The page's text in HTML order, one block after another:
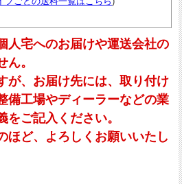
人宅へのお届けや運送会社の
。
が、お届け先には、取り付け
備工場やディーラーなどの業
ご記入ください。
ほど、よろしくお願いいたし